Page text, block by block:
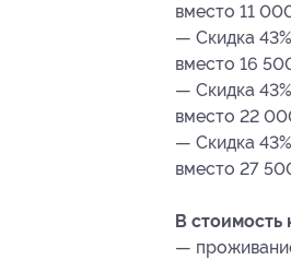
вместо 11
— Скидка
вместо 16
— Скидка
вместо 22
— Скидка
вместо 27
В стоимость
—